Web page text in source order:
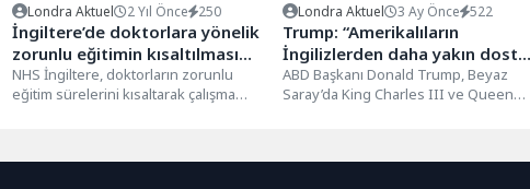
Londra Aktuel 2 Yıl Önce 250
İngiltere’de doktorlara yönelik
zorunlu eğitimin kısaltılması
gündemde
NHS İngiltere, doktorların zorunlu
eğitim sürelerini kısaltarak çalışma
Londra Aktuel 3 Ay Önce 522
Trump: “Amerikalıların
İngilizlerden daha yakın dostu
yok”
ABD Başkanı Donald Trump, Beyaz
Saray’da King Charles III ve Queen